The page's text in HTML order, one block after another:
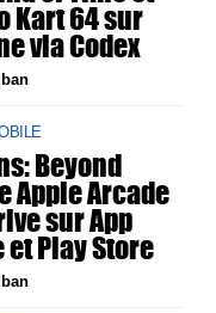
Kart 64 sur
via Codex
Beyond
Apple Arcade
sur App
et Play Store